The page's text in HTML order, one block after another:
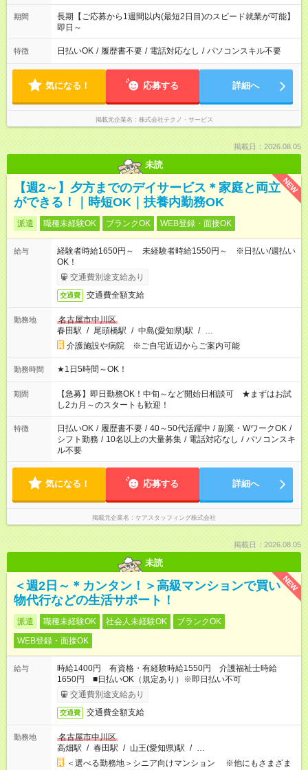
期間
長期【ご応募から1週間以内(最短2日目)のスピード就業が可能】
即日～
特徴 日払いOK / 履歴書不要 / 電話対応なし / パソコンスキル不要
気になる！ 応募する 詳細へ
掲載元企業名 株式会社テクノ・サービス
掲載日：2026.08.05
未読
NEW
【週2～】夕方までのデイサービス＊家庭と両立
ができる！｜時短OK｜扶養内勤務OK
派遣 職種未経験OK ブランクOK WEB登録・面接OK
給与
経験者時給1650円～ 未経験者時給1550円～ ※日払い/週払い
OK！
交通費別途支給あり
交通費 交通費全額支給
勤務地
名古屋市中川区
春田駅 / 尾頭橋駅 / 中島(愛知県)駅 / …
介護施設や病院 ※ご自宅近辺からご案内可能
勤務時間 ★1日5時間～OK！
期間
【急募】即日勤務OK！中旬～など開始日相談可 ★まずはお試
し2カ月～のスタートも歓迎！
特徴 日払いOK / 履歴書不要 / 40～50代活躍中 / 副業・WワークOK /
シフト勤務 / 10名以上の大量募集 / 電話対応なし / パソコンスキ
ル不要
気になる！ 応募する 詳細へ
掲載元企業名 ケアスタッフィング株式会社
掲載日：2026.08.05
未読
NEW
＜週2日～＊カンタン！＞高級マンションで買い
物代行などの生活サポート！
派遣 職種未経験OK 社会人未経験OK
ブランクOK
WEB登録・面接OK
給与
時給1400円 有資格・有経験時給1550円 介護福祉士時給
1650円 ■日払いOK（規定あり）※即日払い不可
交通費別途支給あり
交通費 交通費全額支給
勤務地
名古屋市中川区
高畑駅 / 春田駅 / 山王(愛知県)駅 / …
＜選べる勤務地＞シニア向けマンション ※他にもさまざま